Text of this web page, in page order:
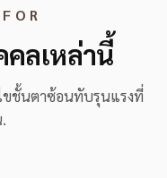
ลเหล่านี้
ขชั้นตาซ้อนทับรุนแรงที่